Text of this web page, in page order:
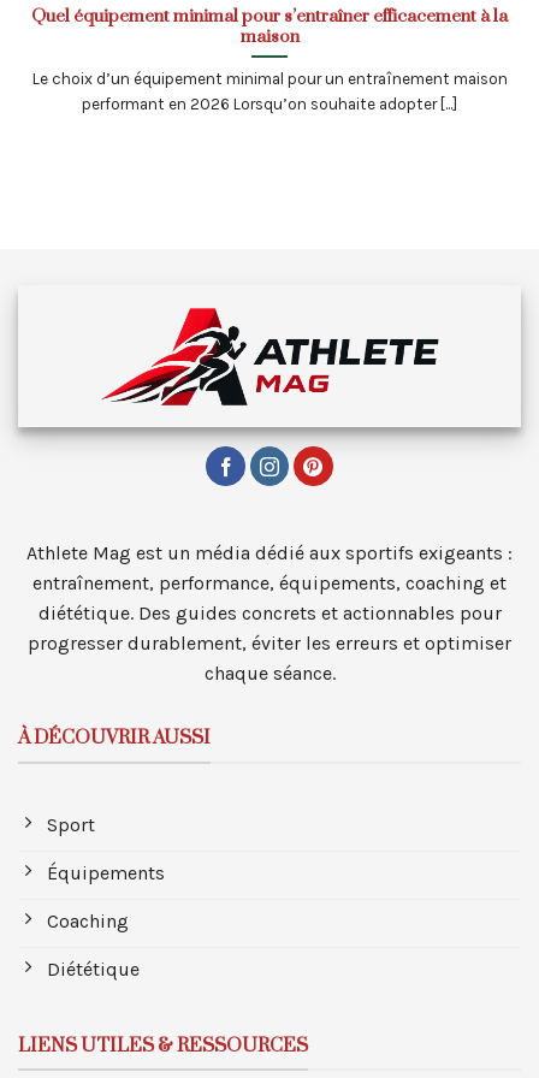
Quel équipement minimal pour s’entraîner efficacement à la
maison
Le choix d’un équipement minimal pour un entraînement maison
performant en 2026 Lorsqu’on souhaite adopter [...]
Athlete Mag est un média dédié aux sportifs exigeants :
entraînement, performance, équipements, coaching et
diététique. Des guides concrets et actionnables pour
progresser durablement, éviter les erreurs et optimiser
chaque séance.
À DÉCOUVRIR AUSSI
Sport
Équipements
Coaching
Diététique
LIENS UTILES & RESSOURCES